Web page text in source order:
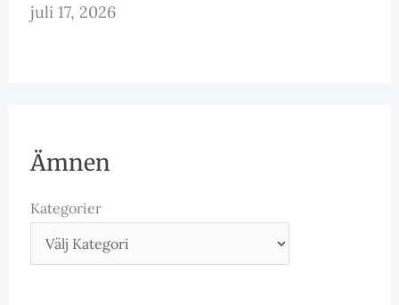
juli 17, 2026
Ämnen
Kategorier